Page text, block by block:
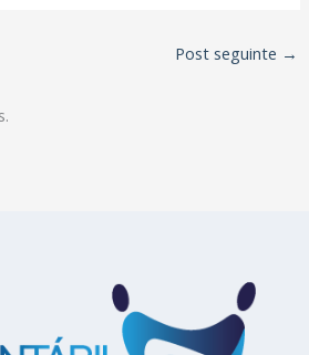
Post seguinte →